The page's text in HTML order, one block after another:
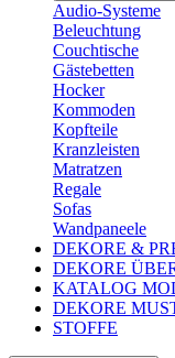
Audio-Systeme
Beleuchtung
Couchtische
Gästebetten
Hocker
Kommoden
Kopfteile
Kranzleisten
Matratzen
Regale
Sofas
Wandpaneele
DEKORE &
DEKORE
KATALOG
DEKORE
STOFFE